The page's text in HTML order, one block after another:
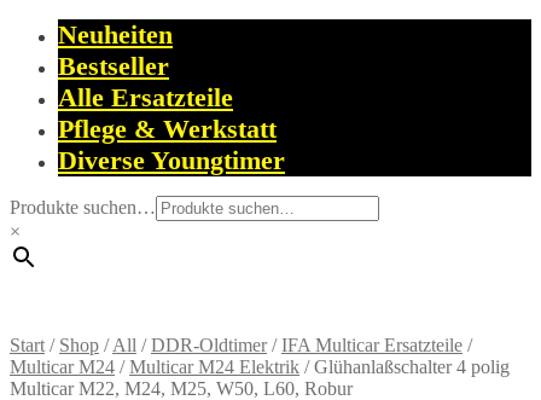
Neuheiten
Bestseller
Alle Ersatzteile
Pflege & Werkstatt
Diverse Youngtimer
Produkte suchen…
×
Start / Shop /All /DDR-Oldtimer/IFA Multicar Ersatzteile /
Multicar M24 /Multicar M24 Elektrik /Glühanlaßschalter 4 polig
Multicar M22, M24, M25, W50, L60, Robur